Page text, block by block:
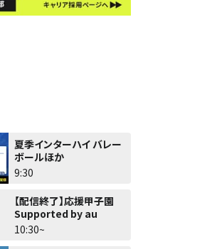
夏季インターハイ バレー
ボールほか
9:30
【配信終了】応援甲子園
Supported by au
10:30~